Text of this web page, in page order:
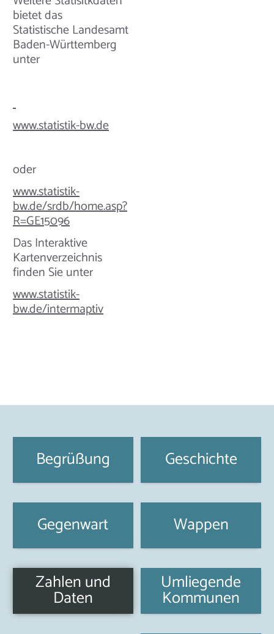
bietet das
Statistische Landesamt
Baden-Württemberg
unter
www.statistik-bw.de
oder
www.statistik-
bw.de/srdb/home.asp?
R=GE15096
Das Interaktive
Kartenverzeichnis
finden Sie unter
www.statistik-
bw.de/intermaptiv
Begrüßung Geschichte
Gegenwart Wappen
Zahlen und
Daten
Umliegende
Kommunen